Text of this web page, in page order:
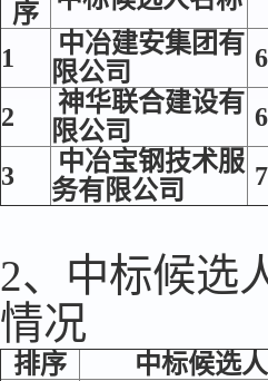
序
1
中冶建安集团有
限公司
2
神华联合建设有
限公司
3
中冶宝钢技术服
务有限公司
2、中标候选
情况
排序
中标候选